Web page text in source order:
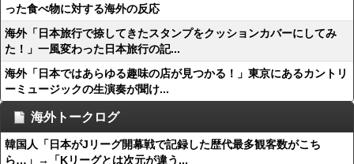
った食べ物に対する海外の反応
海外「日本旅行で捺してきたスタンプをクッションカバーにしてみ
た！」一風変わった日本旅行の記...
海外「日本ではあらゆる趣味の店が見つかる！」東京にあるカントリ
ーミュージックの生演奏が聞け...
海外トークログ
韓国人「日本がJリーグ開幕戦で記録した歴代最多観客数がこち
ら…」→「Kリーグとは次元が違う...